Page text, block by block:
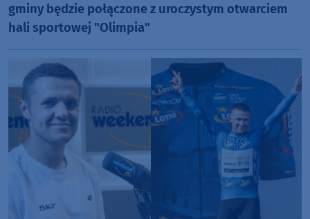
gminy będzie połączone z uroczystym otwarciem
hali sportowej "Olimpia"